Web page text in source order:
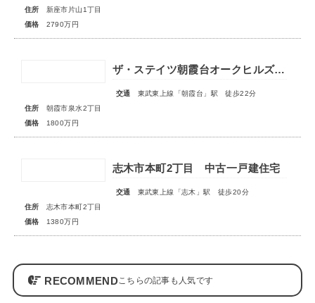
住所
新座市片山1丁目
価格
2790万円
ザ・ステイツ朝霞台オークヒルズ 1階部分
交通
東武東上線「朝霞台」駅 徒歩22分
住所
朝霞市泉水2丁目
価格
1800万円
志木市本町2丁目 中古一戸建住宅
交通
東武東上線「志木」駅 徒歩20分
住所
志木市本町2丁目
価格
1380万円
RECOMMEND